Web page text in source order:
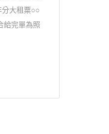
大租粟○○
給完單為照